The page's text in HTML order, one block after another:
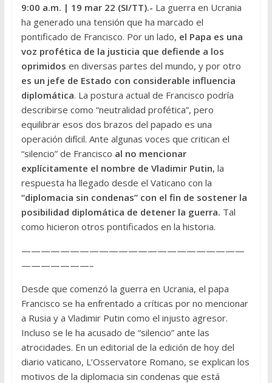
9:00 a.m. | 19 mar 22 (SI/TT).- La guerra en Ucrania
ha generado una tensión que ha marcado el
pontificado de Francisco. Por un lado, el Papa es una
voz profética de la justicia que defiende a los
oprimidos en diversas partes del mundo, y por otro
es un jefe de Estado con considerable influencia
diplomática. La postura actual de Francisco podría
describirse como “neutralidad profética”, pero
equilibrar esos dos brazos del papado es una
operación difícil. Ante algunas voces que critican el
“silencio” de Francisco al no mencionar
explícitamente el nombre de Vladimir Putin, la
respuesta ha llegado desde el Vaticano con la
“diplomacia sin condenas” con el fin de sostener la
posibilidad diplomática de detener la guerra. Tal
como hicieron otros pontificados en la historia.
———————————————————————
———————–
Desde que comenzó la guerra en Ucrania, el papa
Francisco se ha enfrentado a críticas por no mencionar
a Rusia y a Vladimir Putin como el injusto agresor.
Incluso se le ha acusado de “silencio” ante las
atrocidades. En un editorial de la edición de hoy del
diario vaticano, L’Osservatore Romano, se explican los
motivos de la diplomacia sin condenas que está